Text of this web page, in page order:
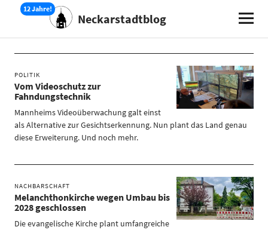
Neckarstadtblog
Autor*in:Manuel Schülke
POLITIK
Vom Videoschutz zur
Fahndungstechnik
Mannheims Videoüberwachung galt einst
als Alternative zur Gesichtserkennung. Nun plant das Land genau
diese Erweiterung. Und noch mehr.
NACHBARSCHAFT
Melanchthonkirche wegen Umbau bis
2028 geschlossen
Die evangelische Kirche plant umfangreiche